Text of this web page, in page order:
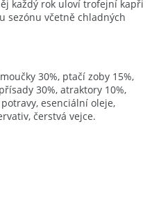
každý rok uloví trofejní kapři
sezónu včetně chladných
30%, ptačí zoby 15%,
30%, atraktory 10%,
esenciální oleje,
čerstvá vejce.